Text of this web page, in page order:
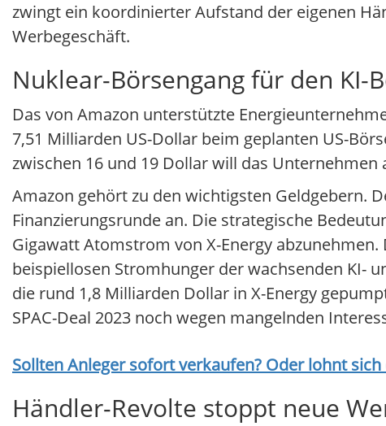
zwingt ein koordinierter Aufstand der eigenen
Werbegeschäft.
Nuklear-Börsengang für den KI-
Das von Amazon unterstützte
7,51 Milliarden US-Dollar beim geplanten US-
zwischen 16 und 19 Dollar will das
Amazon gehört zu den wichtigsten Geldgebern.
Finanzierungsrunde an. Die strategische
Gigawatt Atomstrom von X-Energy
beispiellosen Stromhunger der wachsenden KI-
die rund 1,8 Milliarden Dollar in X-Energy
SPAC-Deal 2023 noch wegen mangelnden
Sollten Anleger sofort verkaufen? Oder lohnt
Händler-Revolte stoppt neue